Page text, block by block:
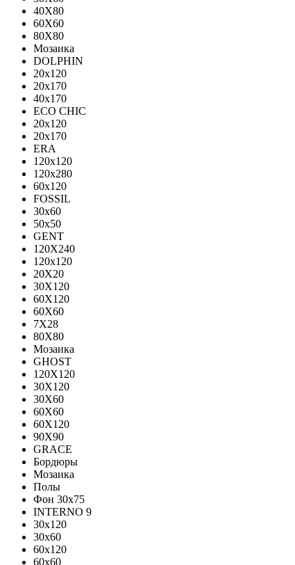
40X80
60X60
80X80
Мозаика
DOLPHIN
20x120
20x170
40x170
ECO CHIC
20х120
20х170
ERA
120x120
120x280
60x120
FOSSIL
30x60
50x50
GENT
120X240
120х120
20X20
30X120
60X120
60X60
7X28
80X80
Мозаика
GHOST
120X120
30X120
30X60
60X60
60Х120
90X90
GRACE
Бордюры
Мозаика
Полы
Фон 30х75
INTERNO 9
30x120
30x60
60x120
60x60